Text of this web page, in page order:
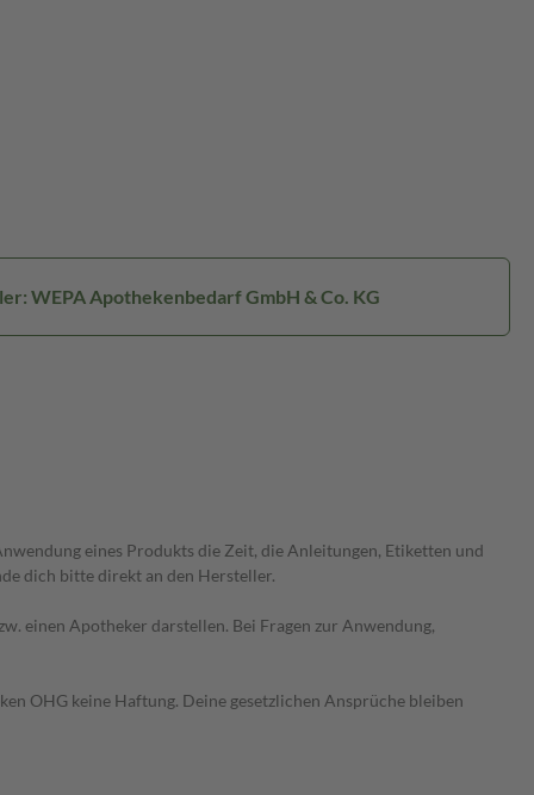
WEPA Apothekenbedarf GmbH & Co. KG
eines Produkts die Zeit, die Anleitungen, Etiketten und
dich bitte direkt an den Hersteller.
einen Apotheker darstellen. Bei Fragen zur Anwendung,
OHG keine Haftung. Deine gesetzlichen Ansprüche bleiben